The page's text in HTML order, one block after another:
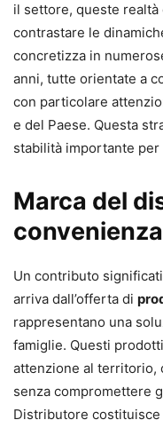
il settore, queste
contrastare le
concretizza in
anni, tutte orientate a
con particolare
e del Paese. Questa
stabilità importante per
Marca del
convenienza
Un contributo
arriva dall’offerta di
rappresentano una
famiglie. Questi
attenzione al territorio,
senza compromettere
Distributore costituisce